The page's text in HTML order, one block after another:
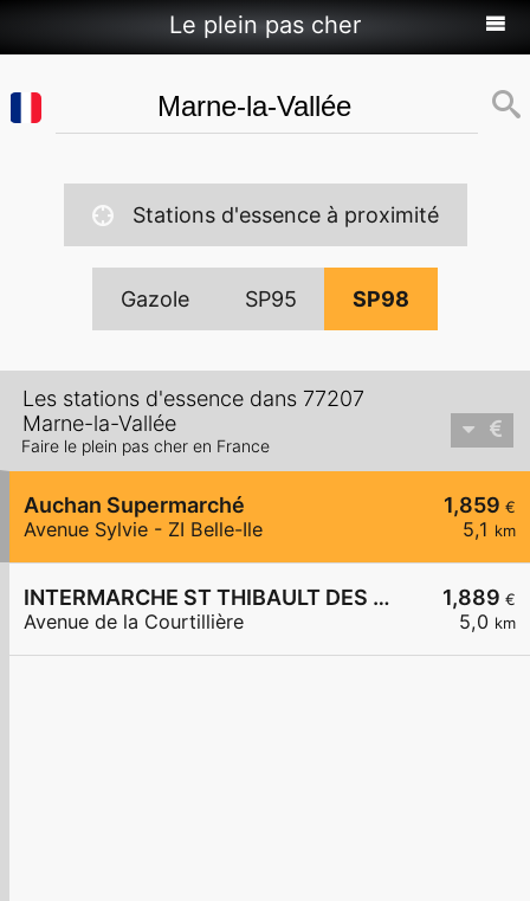
Le plein pas cher
Stations d'essence à proximité
Gazole SP95 SP98
Les stations d'essence dans 77207
Marne-la-Vallée
Faire le plein pas cher en France
1,859 €
5,1 km
Auchan Supermarché
Avenue Sylvie - ZI Belle-Ile
1,889 €
5,0 km
INTERMARCHE ST THIBAULT DES VIGNES
Avenue de la Courtillière